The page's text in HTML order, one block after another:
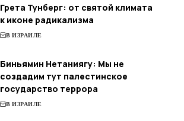
Грета Тунберг: от святой климата
к иконе радикализма
В ИЗРАИЛЕ
Биньямин Нетаниягу: Мы не
создадим тут палестинское
государство террора
В ИЗРАИЛЕ